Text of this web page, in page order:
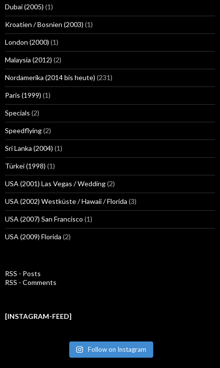
Dubai (2005) (1)
Kroatien / Bosnien (2003) (1)
London (2000) (1)
Malaysia (2012) (2)
Nordamerika (2014 bis heute) (231)
Paris (1999) (1)
Specials (2)
Speedflying(2)
Sri Lanka (2004) (1)
Türkei (1998) (1)
USA (2001) Las Vegas / Wedding(2)
USA (2002) Westküste / Hawaii / Florida (3)
USA (2007) San Francisco (1)
USA (2009) Florida (2)
RSS - Posts
RSS - Comments
[INSTAGRAM-FEED]
Follow on Instagram